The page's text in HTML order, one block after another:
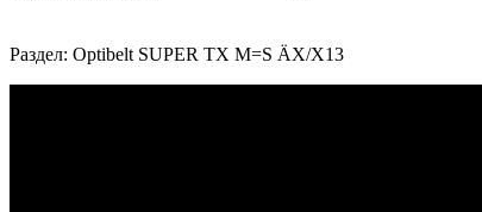
Раздел: Optibelt SUPER TX M=S ÄX/X13